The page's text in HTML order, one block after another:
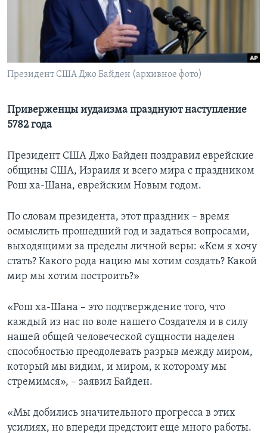
Learning English
СОЦИАЛЬНЫЕ СЕТИ
Языки
Президент США Джо Байден (архивное фото)
Приверженцы иудаизма празднуют наступление
5782 года
Президент США Джо Байден поздравил еврейские
общины США, Израиля и всего мира с праздником
Рош ха-Шана, еврейским Новым годом.
По словам президента, этот праздник – время
осмыслить прошедший год и задаться вопросами,
выходящими за пределы личной веры: «Кем я хочу
стать? Какого рода нацию мы хотим создать? Какой
мир мы хотим построить?»
«Рош ха-Шана – это подтверждение того, что
каждый из нас по воле нашего Создателя и в силу
нашей общей человеческой сущности наделен
способностью преодолевать разрыв между миром,
который мы видим, и миром, к которому мы
стремимся», – заявил Байден.
«Мы добились значительного прогресса в этих
усилиях, но впереди предстоит еще много работы.